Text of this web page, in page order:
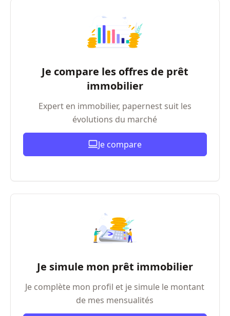
Je compare les offres de prêt
immobilier
Expert en immobilier, papernest suit les
évolutions du marché
Je compare
Je simule mon prêt immobilier
Je complète mon profil et je simule le montant
de mes mensualités